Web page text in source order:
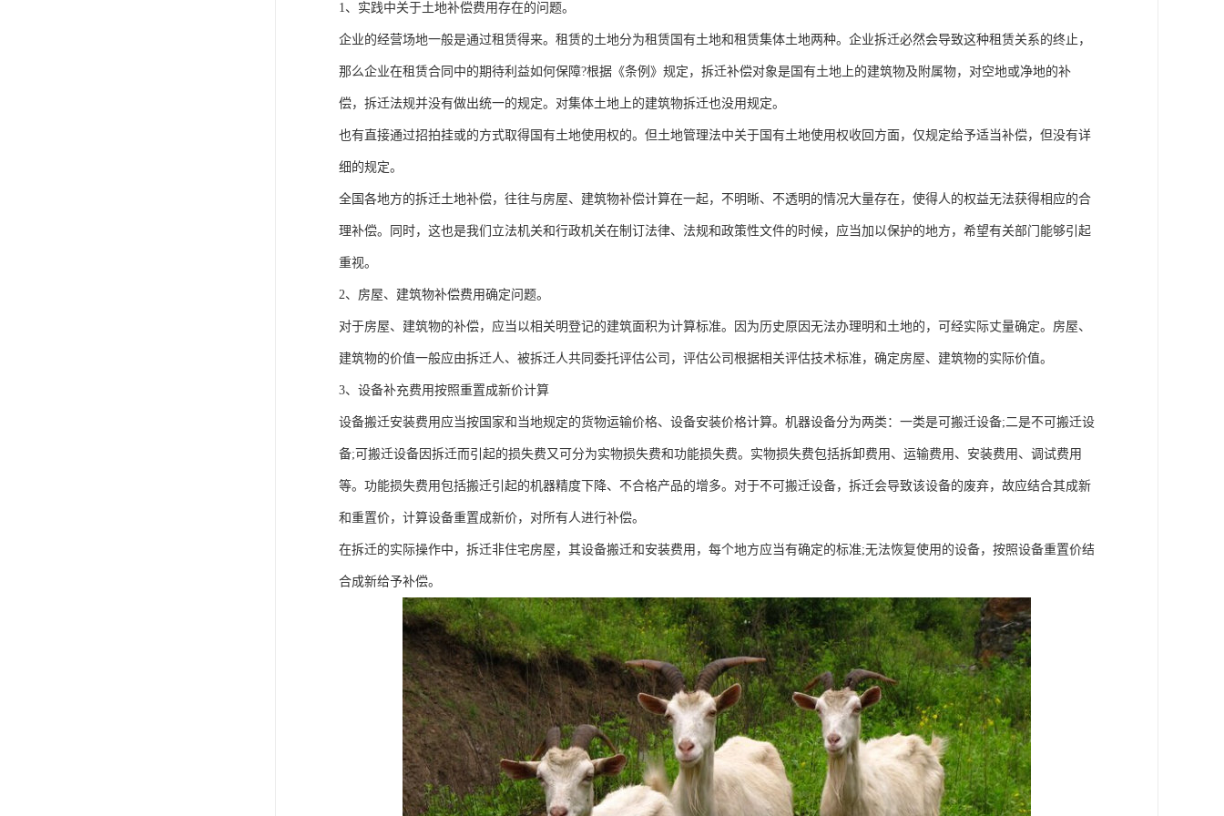
1、实践中关于土地补偿费用存在的问题。
企业的经营场地一般是通过租赁得来。租赁的土地分为租赁国有土地和租赁集体土地两种。企业拆迁必然会导致这种租赁关系的终止，
那么企业在租赁合同中的期待利益如何保障?根据《条例》规定，拆迁补偿对象是国有土地上的建筑物及附属物，对空地或净地的补
偿，拆迁法规并没有做出统一的规定。对集体土地上的建筑物拆迁也没用规定。
也有直接通过招拍挂或的方式取得国有土地使用权的。但土地管理法中关于国有土地使用权收回方面，仅规定给予适当补偿，但没有详
细的规定。
全国各地方的拆迁土地补偿，往往与房屋、建筑物补偿计算在一起，不明晰、不透明的情况大量存在，使得人的权益无法获得相应的合
理补偿。同时，这也是我们立法机关和行政机关在制订法律、法规和政策性文件的时候，应当加以保护的地方，希望有关部门能够引起
重视。
2、房屋、建筑物补偿费用确定问题。
对于房屋、建筑物的补偿，应当以相关明登记的建筑面积为计算标准。因为历史原因无法办理明和土地的，可经实际丈量确定。房屋、
建筑物的价值一般应由拆迁人、被拆迁人共同委托评估公司，评估公司根据相关评估技术标准，确定房屋、建筑物的实际价值。
3、设备补充费用按照重置成新价计算
设备搬迁安装费用应当按国家和当地规定的货物运输价格、设备安装价格计算。机器设备分为两类：一类是可搬迁设备;二是不可搬迁设
备;可搬迁设备因拆迁而引起的损失费又可分为实物损失费和功能损失费。实物损失费包括拆卸费用、运输费用、安装费用、调试费用
等。功能损失费用包括搬迁引起的机器精度下降、不合格产品的增多。对于不可搬迁设备，拆迁会导致该设备的废弃，故应结合其成新
和重置价，计算设备重置成新价，对所有人进行补偿。
在拆迁的实际操作中，拆迁非住宅房屋，其设备搬迁和安装费用，每个地方应当有确定的标准;无法恢复使用的设备，按照设备重置价结
合成新给予补偿。